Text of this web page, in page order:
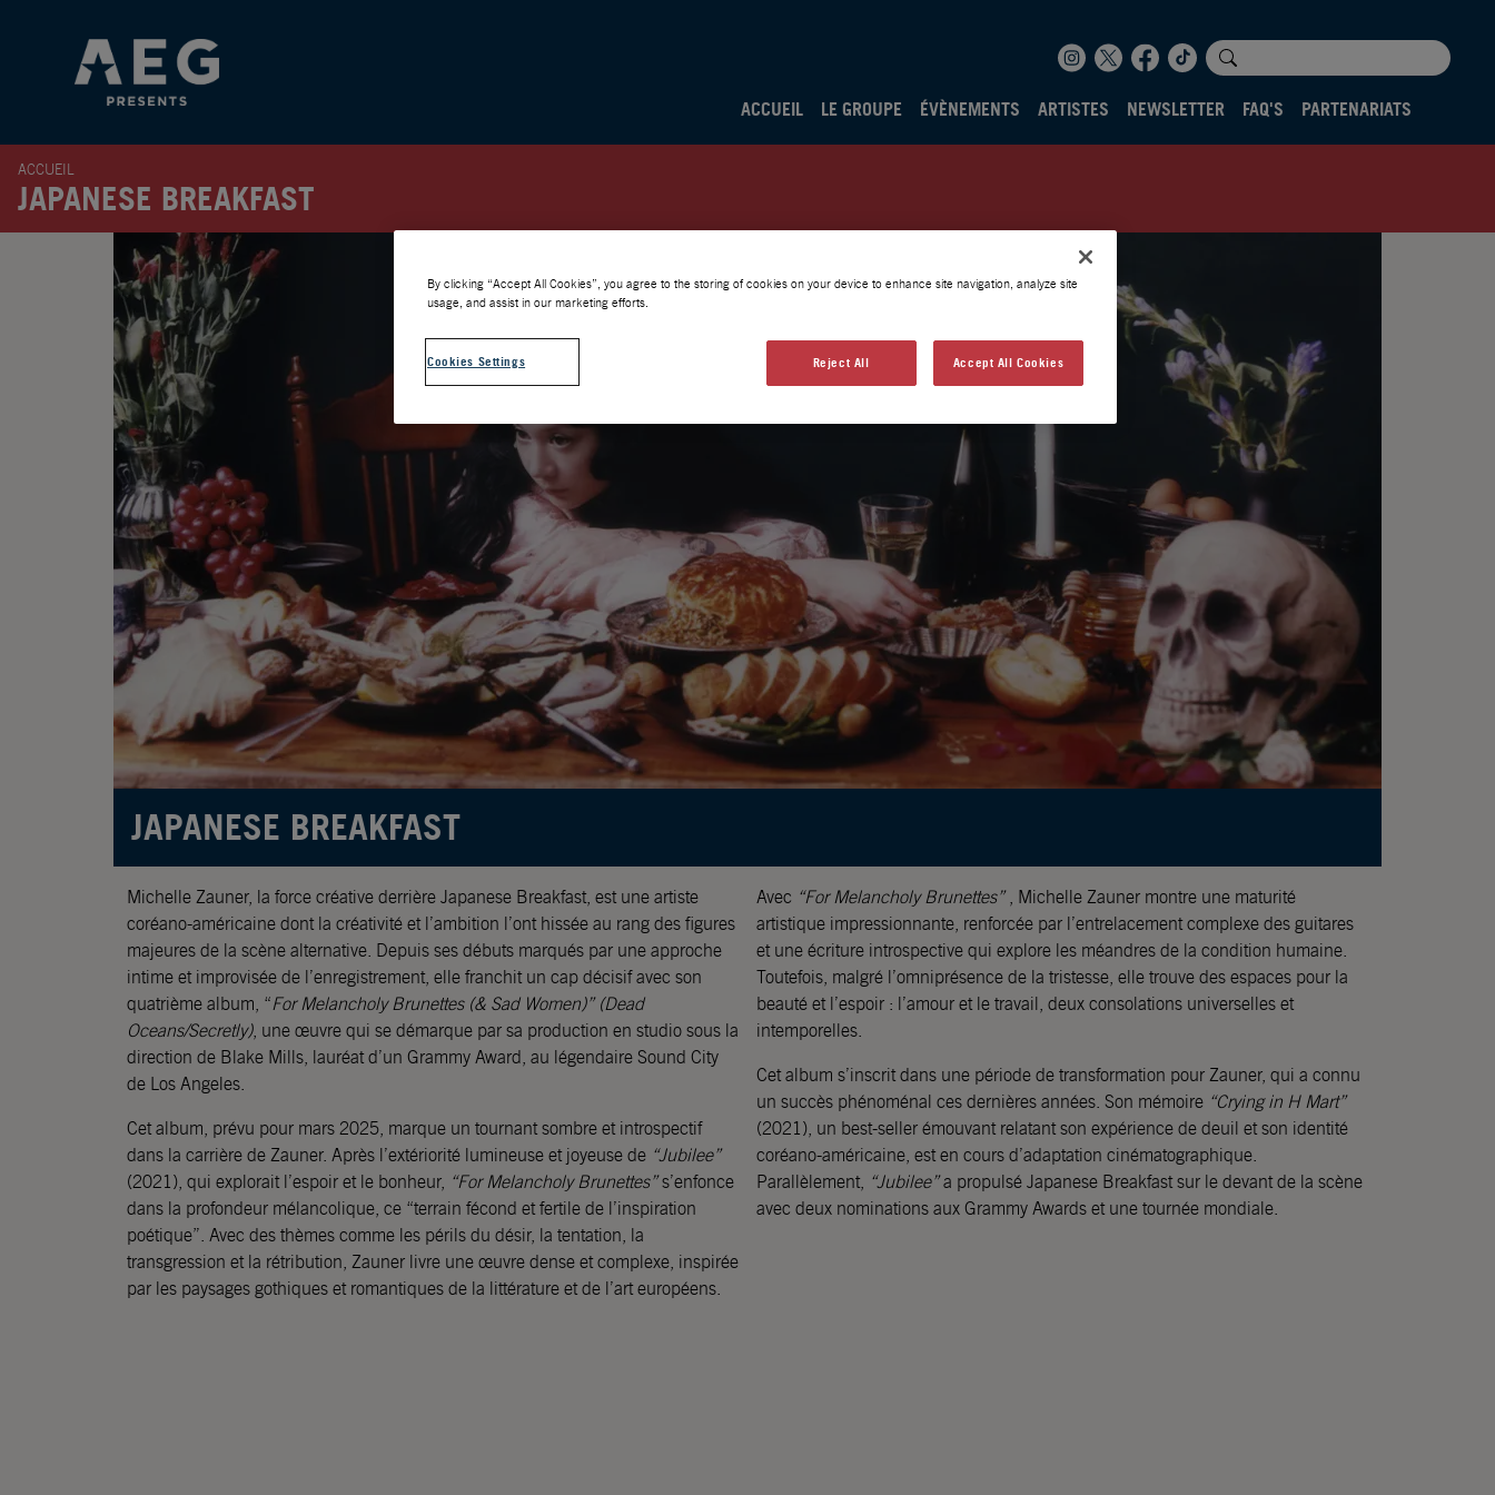
ACCUEIL LE GROUPE ÉVÈNEMENTS ARTISTES NEWSLETTER FAQ'S PARTENARIATS
ACCUEIL
JAPANESE BREAKFAST
JAPANESE BREAKFAST
Michelle Zauner, la force créative derrière Japanese Breakfast, est une artiste
coréano-américaine dont la créativité et l’ambition l’ont hissée au rang des figures
majeures de la scène alternative. Depuis ses débuts marqués par une approche
intime et improvisée de l’enregistrement, elle franchit un cap décisif avec son
quatrième album, “For Melancholy Brunettes (& Sad Women)” (Dead
Oceans/Secretly), une œuvre qui se démarque par sa production en studio sous la
direction de Blake Mills, lauréat d’un Grammy Award, au légendaire Sound City
de Los Angeles.
Cet album, prévu pour mars 2025, marque un tournant sombre et introspectif
dans la carrière de Zauner. Après l’extériorité lumineuse et joyeuse de “Jubilee”
(2021), qui explorait l’espoir et le bonheur, “For Melancholy Brunettes”s’enfonce
dans la profondeur mélancolique, ce “terrain fécond et fertile de l’inspiration
poétique”. Avec des thèmes comme les périls du désir, la tentation, la
transgression et la rétribution, Zauner livre une œuvre dense et complexe, inspirée
par les paysages gothiques et romantiques de la littérature et de l’art européens.
Avec “For Melancholy Brunettes”, Michelle Zauner montre une maturité
artistique impressionnante, renforcée par l’entrelacement complexe des guitares
et une écriture introspective qui explore les méandres de la condition humaine.
Toutefois, malgré l’omniprésence de la tristesse, elle trouve des espaces pour la
beauté et l’espoir : l’amour et le travail, deux consolations universelles et
intemporelles.
Cet album s’inscrit dans une période de transformation pour Zauner, qui a connu
un succès phénoménal ces dernières années. Son mémoire “Crying in H Mart”
(2021), un best-seller émouvant relatant son expérience de deuil et son identité
coréano-américaine, est en cours d’adaptation cinématographique.
Parallèlement, “Jubilee”a propulsé Japanese Breakfast sur le devant de la scène
avec deux nominations aux Grammy Awards et une tournée mondiale.
By clicking “Accept All Cookies”, you agree to the storing of cookies on your device to enhance site navigation, analyze site
usage, and assist in our marketing efforts.
Cookies Settings Reject All Accept All Cookies